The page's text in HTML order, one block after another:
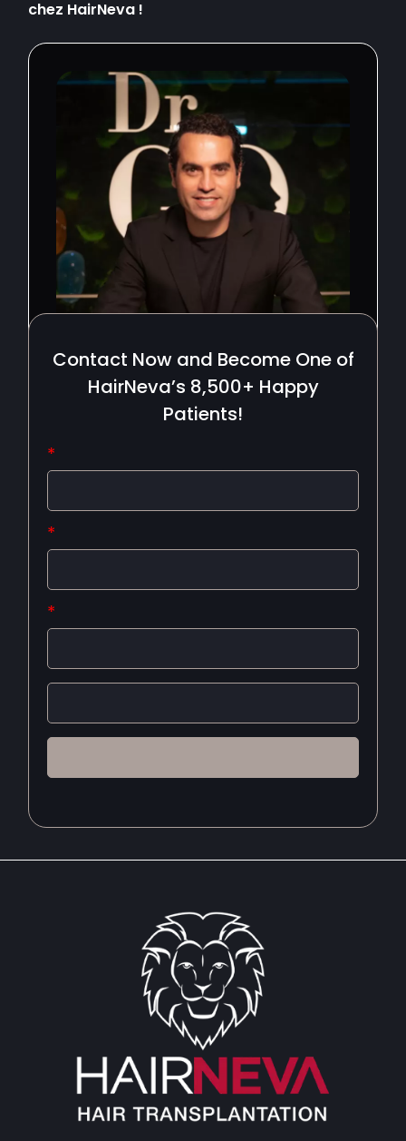
chez HairNeva !
Contact Now and Become One of
HairNeva’s 8,500+ Happy
Patients!
*
*
*